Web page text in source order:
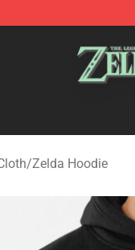
/Zelda Hoodie